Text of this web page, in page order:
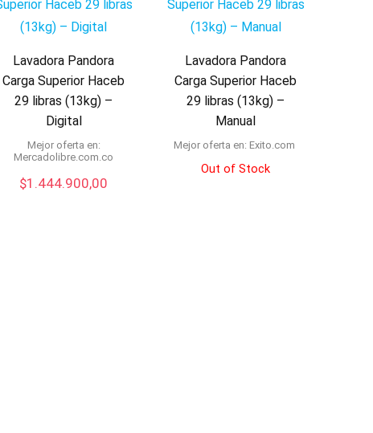
Lavadora Pandora
Carga Superior Haceb
29 libras (13kg) –
Digital
Mejor oferta en:
mercadolibre.com.co
$1.444.900,00
Lavadora Pandora
Carga Superior Haceb
29 libras (13kg) –
Manual
Mejor oferta en: exito.com
Out of Stock